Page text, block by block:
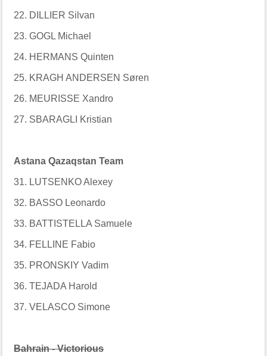
22. DILLIER Silvan
23. GOGL Michael
24. HERMANS Quinten
25. KRAGH ANDERSEN Søren
26. MEURISSE Xandro
27. SBARAGLI Kristian
Astana Qazaqstan Team
31. LUTSENKO Alexey
32. BASSO Leonardo
33. BATTISTELLA Samuele
34. FELLINE Fabio
35. PRONSKIY Vadim
36. TEJADA Harold
37. VELASCO Simone
Bahrain - Victorious